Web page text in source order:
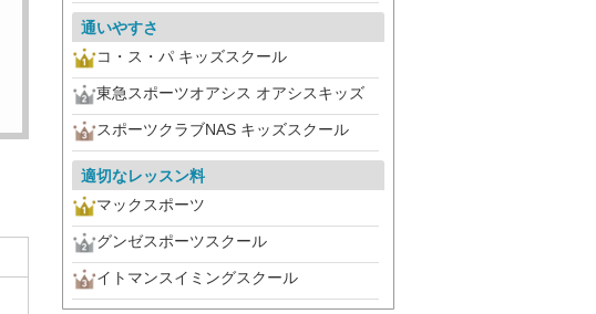
通いやすさ
コ・ス・パ キッズスクール
東急スポーツオアシス オアシスキッズ
スポーツクラブNAS キッズスクール
適切なレッスン料
マックスポーツ
グンゼスポーツスクール
イトマンスイミングスクール